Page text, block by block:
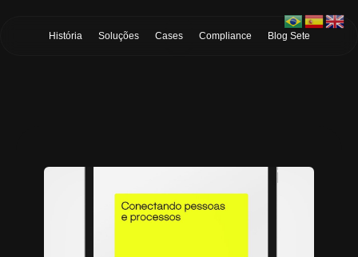
História Soluções Cases Compliance Blog Sete